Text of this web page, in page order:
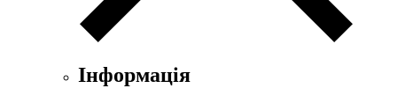
Інформація